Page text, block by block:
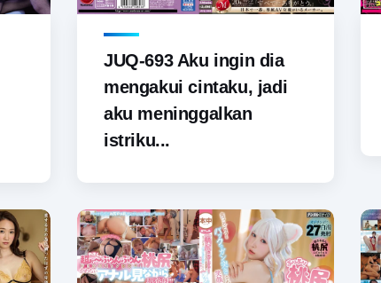
JUQ-693 Aku ingin dia
mengakui cintaku, jadi
aku meninggalkan
istriku...